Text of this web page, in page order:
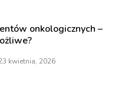
onkologicznych –
kwietnia, 2026